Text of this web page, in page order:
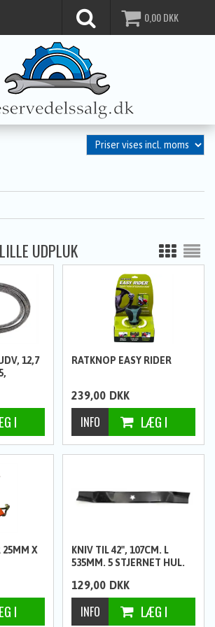
0,00DKK
UDPLUK
12,7
RATKNOP EASY RIDER
239,00 DKK
25MM X
KNIV TIL 42", 107CM. L
535MM. 5 STJERNET HUL.
129,00 DKK